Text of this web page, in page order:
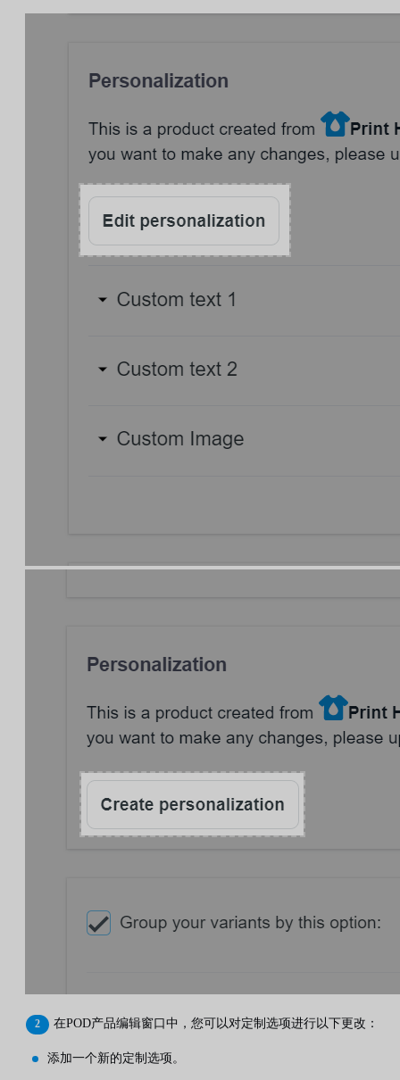
在POD产品编辑窗口中，您可以对定制选项进行以下更改：
添加一个新的定制选项。